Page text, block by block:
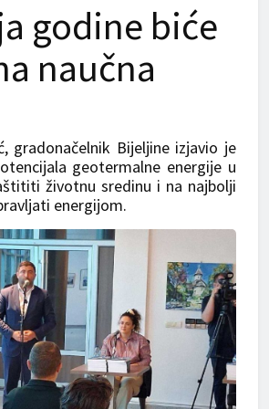
godine biće
naučna
gradonačelnik Bijeljine izjavio je
geotermalne energije u
životnu sredinu i na najbolji
energijom.